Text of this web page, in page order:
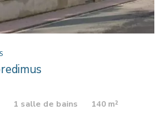
1 salle de bains 140 m²